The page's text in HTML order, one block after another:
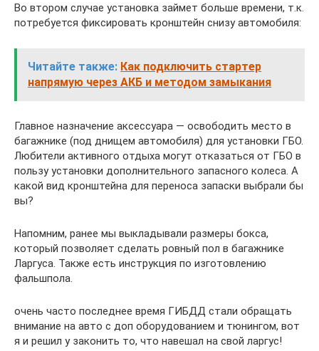
Во втором случае установка займет больше времени, т.к.
потребуется фиксировать кронштейн снизу автомобиля:
Читайте также: Как подключить стартер
напрямую через АКБ и методом замыкания
Главное назначение аксессуара — освободить место в
багажнике (под днищем автомобиля) для установки ГБО.
Любители активного отдыха могут отказаться от ГБО в
пользу установки дополнительного запасного колеса. А
какой вид кронштейна для переноса запаски выбрали бы
вы?
Напомним, ранее мы выкладывали размеры бокса,
который позволяет сделать ровный пол в багажнике
Ларгуса. Также есть инструкция по изготовлению
фальшпола.
очень часто последнее время ГИБДД стали обращать
внимание на авто с доп оборудованием и тюнингом, вот
я и решил у законить то, что навешал на свой ларгус!